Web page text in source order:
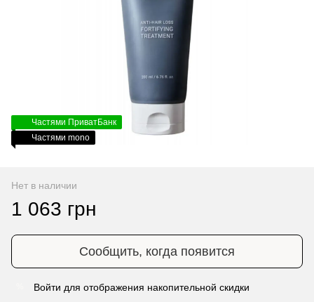
Частями ПриватБанк
Частями mono
Нет в наличии
1 063 грн
Сообщить, когда появится
Войти для отображения накопительной скидки